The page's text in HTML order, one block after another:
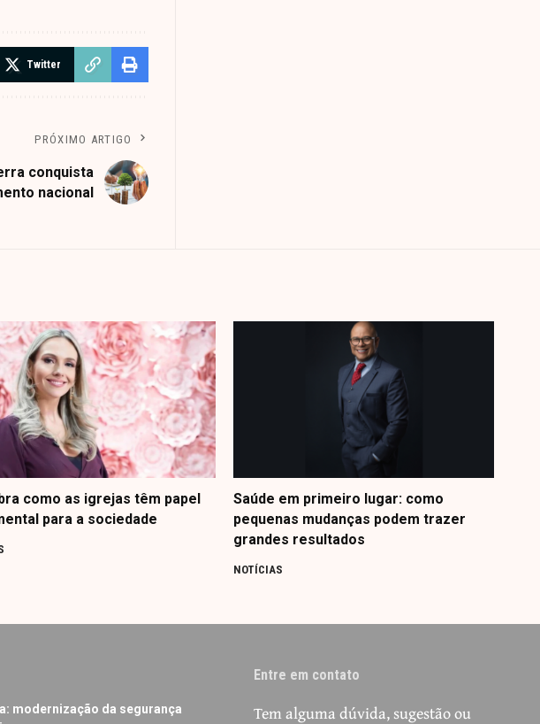
Twitter
PRÓXIMO ARTIGO
conquista
nacional
como as igrejas têm papel
para a sociedade
Saúde em primeiro lugar: como
pequenas mudanças podem trazer
grandes resultados
NOTÍCIAS
modernização da segurança
Entre em contato
Tem alguma dúvida, sugestão ou